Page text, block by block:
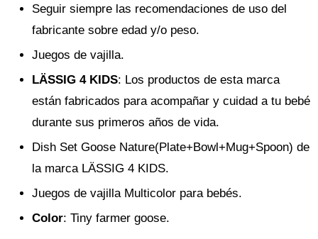
Seguir siempre las recomendaciones de uso del
fabricante sobre edad y/o peso.
Juegos de vajilla.
LÄSSIG 4 KIDS: Los productos de esta marca
están fabricados para acompañar y cuidad a tu bebé
durante sus primeros años de vida.
Dish Set Goose Nature(Plate+Bowl+Mug+Spoon) de
la marca LÄSSIG 4 KIDS.
Juegos de vajilla Multicolor para bebés.
Color: Tiny farmer goose.